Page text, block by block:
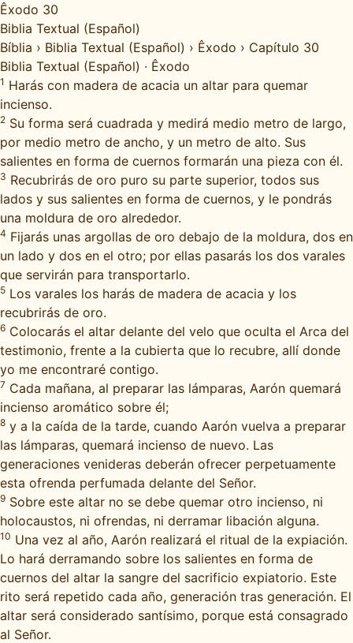
Êxodo 30
Biblia Textual (Español)
Bíblia › Biblia Textual (Español) › Êxodo › Capítulo 30
Biblia Textual (Español) · Êxodo
1 Harás con madera de acacia un altar para quemar
incienso.
2 Su forma será cuadrada y medirá medio metro de largo,
por medio metro de ancho, y un metro de alto. Sus
salientes en forma de cuernos formarán una pieza con él.
3 Recubrirás de oro puro su parte superior, todos sus
lados y sus salientes en forma de cuernos, y le pondrás
una moldura de oro alrededor.
4 Fijarás unas argollas de oro debajo de la moldura, dos en
un lado y dos en el otro; por ellas pasarás los dos varales
que servirán para transportarlo.
5 Los varales los harás de madera de acacia y los
recubrirás de oro.
6 Colocarás el altar delante del velo que oculta el Arca del
testimonio, frente a la cubierta que lo recubre, allí donde
yo me encontraré contigo.
7 Cada mañana, al preparar las lámparas, Aarón quemará
incienso aromático sobre él;
8 y a la caída de la tarde, cuando Aarón vuelva a preparar
las lámparas, quemará incienso de nuevo. Las
generaciones venideras deberán ofrecer perpetuamente
esta ofrenda perfumada delante del Señor.
9 Sobre este altar no se debe quemar otro incienso, ni
holocaustos, ni ofrendas, ni derramar libación alguna.
10 Una vez al año, Aarón realizará el ritual de la expiación.
Lo hará derramando sobre los salientes en forma de
cuernos del altar la sangre del sacrificio expiatorio. Este
rito será repetido cada año, generación tras generación. El
altar será considerado santísimo, porque está consagrado
al Señor.